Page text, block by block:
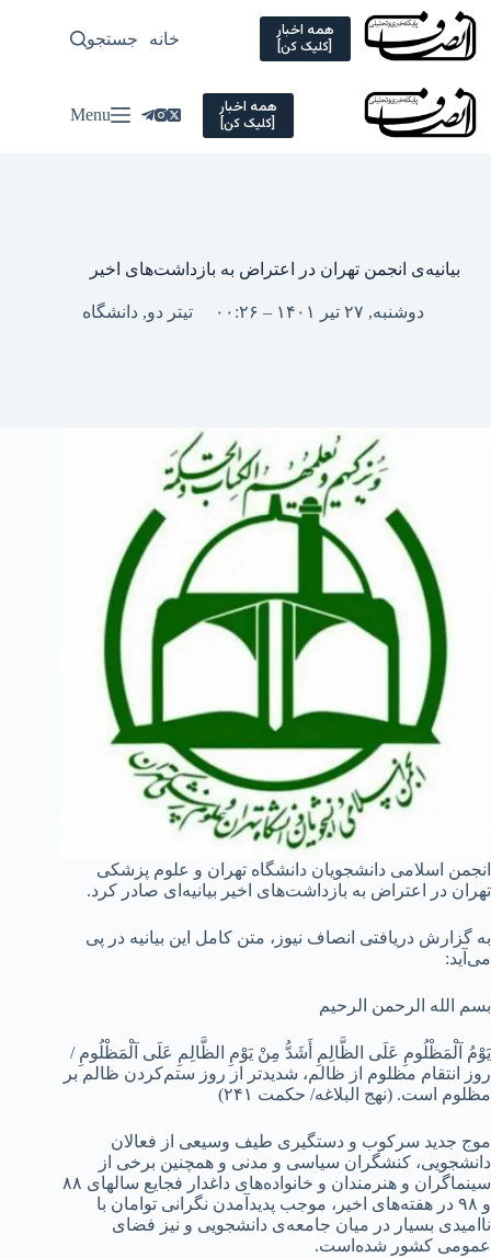
Skip
content
همه اخبار
[کلیک کن] خانه سیاسی
جستجو
همه اخبار
[کلیک کن] Menu
بیانیه‌‌ی انجمن تهران در اعتراض به بازداشت‌‌های اخیر
دوشنبه, ۲۷ تیر ۱۴۰۱ – ۰۰:۲۶ تیتر دو,دانشگاه
انجمن اسلامی دانشجویان دانشگاه تهران و علوم‌ پزشکی
تهران در اعتراض به بازداشت‌‌های اخیر بیانیه‌ای صادر کرد.
به گزارش دریافتی انصاف نیوز، متن کامل این بیانیه در پی
می‌آید:
بسم الله الرحمن الرحیم
یَوْمُ آلْمَظْلُومِ عَلَى الظَّالِمِ أَشَدُّ مِنْ یَوْمِ الظَّالِمِ عَلَى آلْمَظْلُومِ /
روز انتقام مظلوم از ظالم، شدیدتر از روز ستم‌کردن ظالم بر
مظلوم است. (نهج البلاغه/ حکمت ۲۴۱)
موج جدید سرکوب و دستگیری‌ طیف وسیعی از فعالان
دانشجویی، کنشگران سیاسی و مدنی و همچنین برخی از
سینماگران و هنرمندان و خانواده‌های داغدار فجایع سالهای ۸۸
و ۹۸ در هفته‌های اخیر، موجب پدیدآمدن نگرانی توامان با
ناامیدی بسیار در میان جامعه‌ی دانشجویی و نیز فضای
عمومی کشور شده‌است.